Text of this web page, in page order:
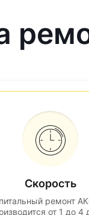
Скорость
ремонт
от 1 до 4